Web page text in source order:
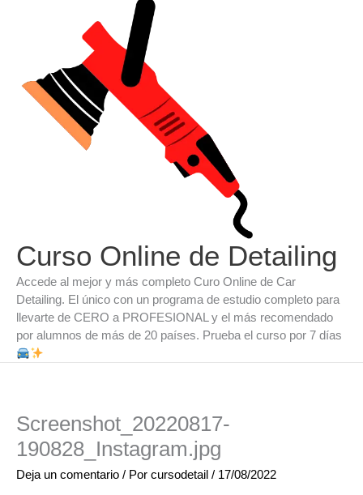
Curso Online de Detailing
Accede al mejor y más completo Curo Online de Car
Detailing. El único con un programa de estudio completo para
llevarte de CERO a PROFESIONAL y el más recomendado
por alumnos de más de 20 países. Prueba el curso por 7 días
Screenshot_20220817-
190828_Instagram.jpg
Deja un comentario / Por cursodetail / 17/08/2022